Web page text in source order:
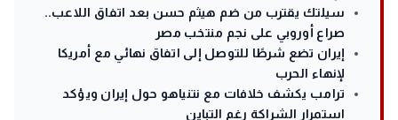
سيلتك يقترب من ضم هيثم حسن بعد اتفاق اللاعب..
صراع أوروبي على نجم منتخب مصر
إيران تضع شرطًا للتوصل إلى اتفاق نهائي مع أمريكا
لإنهاء الحرب
ترامب يكشف خلافات مع نتنياهو حول إيران ويؤكد
استمرار الشراكة رغم التباين